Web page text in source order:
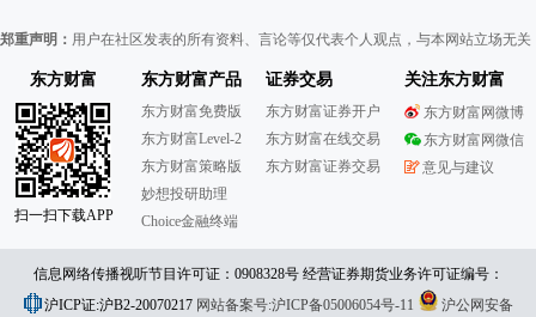
郑重声明： 用户在社区发表的所有资料、言论等仅代表个人观点，与本网站立场无
东方财富
扫一扫下载APP
东方财富产品
东方财富免费版
东方财富Level-2
东方财富策略版
妙想投研助理
Choice金融终端
证券交易
东方财富证券开户
东方财富在线交易
东方财富证券交易
关注东方财富
东方财富网微博
东方财富网微信
意见与建议
信息网络传播视听节目许可证：0908328号 经营证券期货业务许可证编号：
913101046312860336 违法和不良信息举报:021-61278686 举报邮箱：
沪ICP证:沪B2-20070217 网站备案号:沪ICP备05006054号-11
沪公网安备